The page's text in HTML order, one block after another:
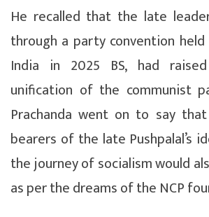
He recalled that the late
through a party convention
India in 2025 BS, had
unification of the communist
Prachanda went on to say
bearers of the late Pushpalal’s
the journey of socialism would
as per the dreams of the NCP